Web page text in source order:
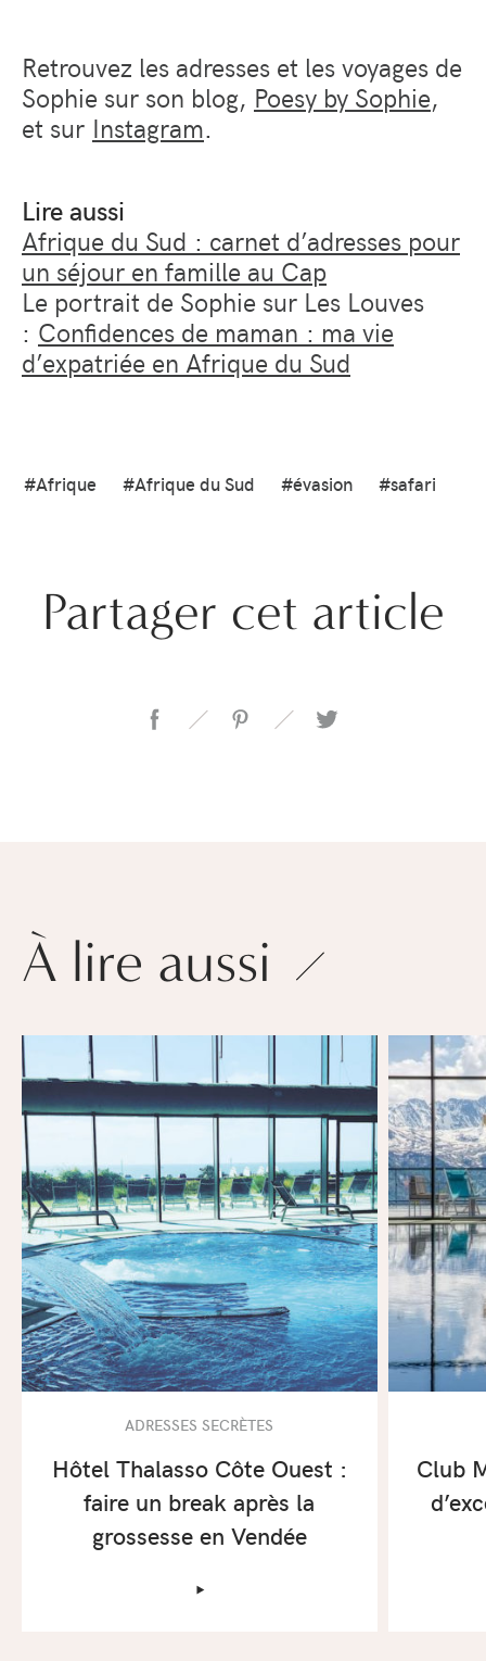
Retrouvez les adresses et les voyages de
Sophie sur son blog, Poesy by Sophie,
et sur Instagram.
Lire aussi
Afrique du Sud : carnet d’adresses pour
un séjour en famille au Cap
Le portrait de Sophie sur Les Louves
: Confidences de maman : ma vie
d’expatriée en Afrique du Sud
#Afrique #Afrique du Sud #évasion #safari
Partager cet article
À lire aussi
ADRESSES SECRÈTES
Hôtel Thalasso Côte Ouest :
faire un break après la
grossesse en Vendée
‣
Club